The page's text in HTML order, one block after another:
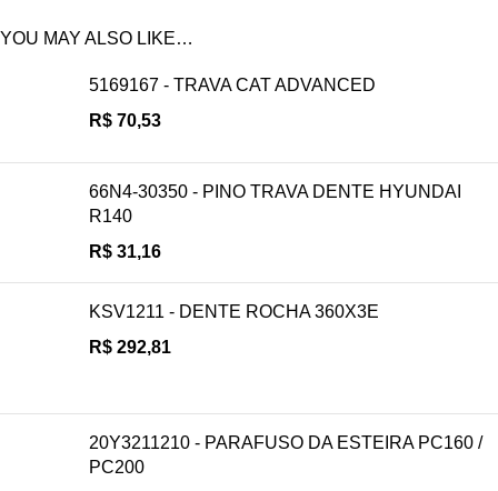
YOU MAY ALSO LIKE…
5169167 - TRAVA CAT ADVANCED
R$ 70,53
66N4-30350 - PINO TRAVA DENTE HYUNDAI
R140
R$ 31,16
KSV1211 - DENTE ROCHA 360X3E
R$ 292,81
20Y3211210 - PARAFUSO DA ESTEIRA PC160 /
PC200